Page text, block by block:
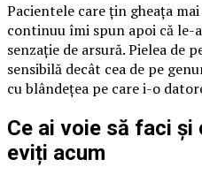
Pacientele care țin gheața
continuu îmi spun apoi că le-
senzație de arsură. Pielea de
sensibilă decât cea de pe
cu blândețea pe care i-o
Ce ai voie să faci și
eviți acum